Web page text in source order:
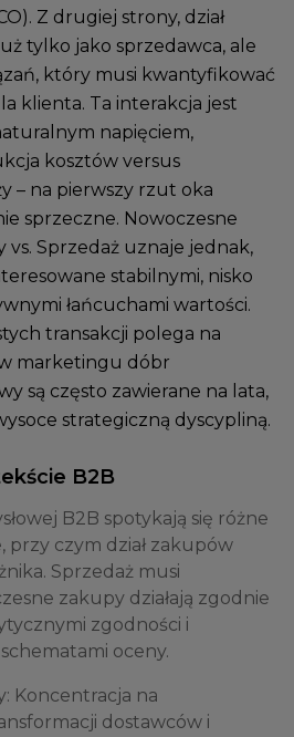
Z drugiej strony, dział
tylko jako sprzedawca, ale
który musi kwantyfikować
klienta. Ta interakcja jest
napięciem,
kosztów versus
– na pierwszy rzut oka
sprzeczne. Nowoczesne
vs. Sprzedaż uznaje jednak,
stabilnymi, nisko
łańcuchami wartości.
transakcji polega na
marketingu dóbr
są często zawierane na lata,
strategiczną dyscypliną.
B2B
B2B spotykają się różne
przy czym dział zakupów
Sprzedaż musi
zakupy działają zgodnie
zgodności i
oceny.
Koncentracja na
dostawców i